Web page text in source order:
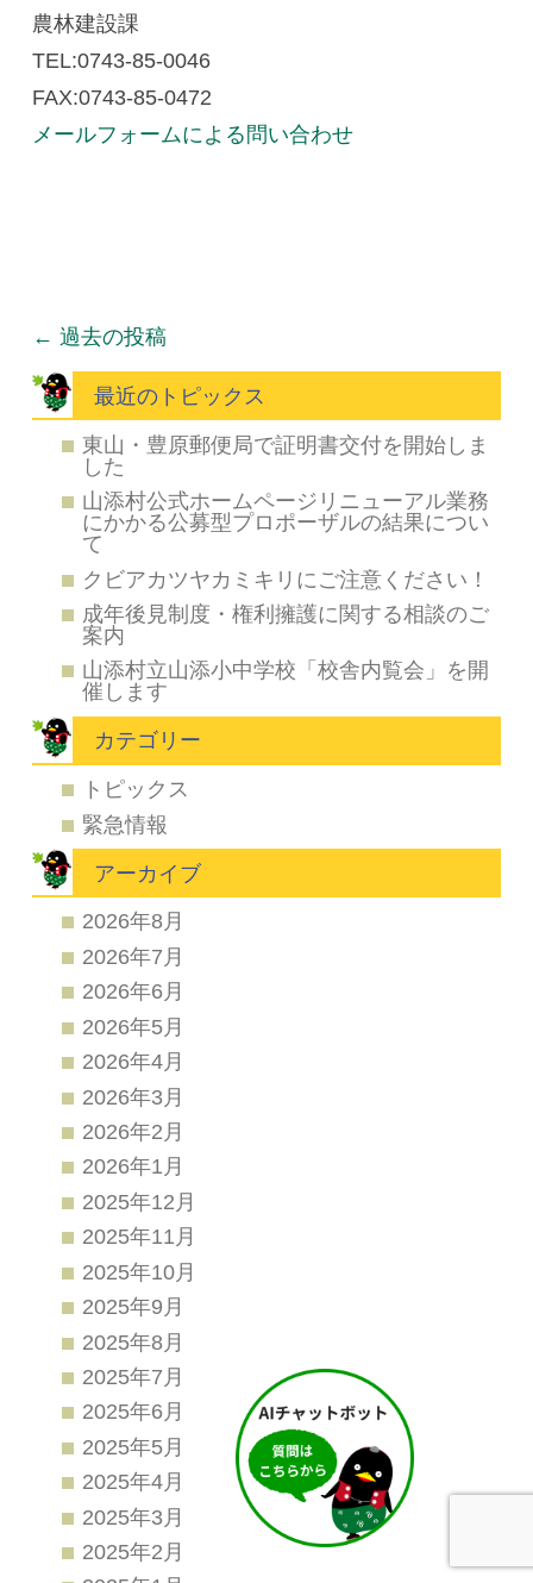
農林建設課
TEL:0743-85-0046
FAX:0743-85-0472
メールフォームによる問い合わせ
投稿ナビゲーション
← 過去の投稿
最近のトピックス
東山・豊原郵便局で証明書交付を開始しま
した
山添村公式ホームページリニューアル業務
にかかる公募型プロポーザルの結果につい
て
クビアカツヤカミキリにご注意ください！
成年後見制度・権利擁護に関する相談のご
案内
山添村立山添小中学校「校舎内覧会」を開
催します
カテゴリー
トピックス
緊急情報
アーカイブ
2026年8月
2026年7月
2026年6月
2026年5月
2026年4月
2026年3月
2026年2月
2026年1月
2025年12月
2025年11月
2025年10月
2025年9月
2025年8月
2025年7月
2025年6月
2025年5月
2025年4月
2025年3月
2025年2月